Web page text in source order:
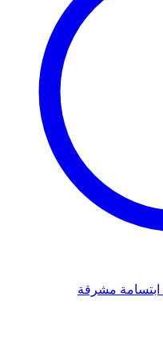
ابتسامة مشرقة